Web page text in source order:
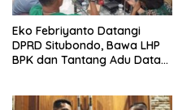
Eko Febriyanto Datangi
DPRD Situbondo, Bawa LHP
BPK dan Tantang Adu Data